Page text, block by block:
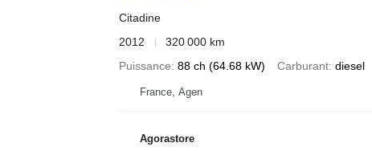
Citadine
2012
320 000 km
Puissance 88 ch (64.68 kW) Carburant diesel
France, Agen
Agorastore